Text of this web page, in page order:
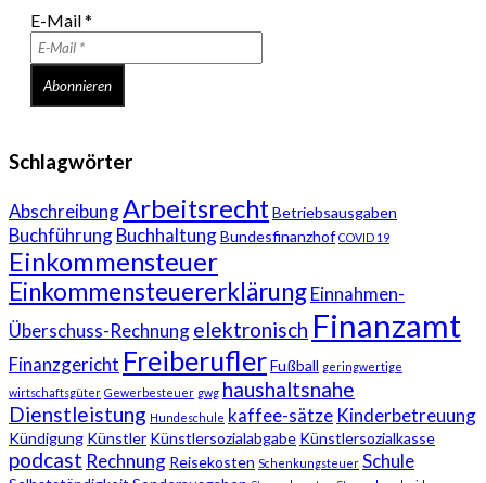
E-Mail*
Schlagwörter
AbschreibungArbeitsrechtBetriebsausgaben
BuchführungBuchhaltungBundesfinanzhof COVID 19
Einkommensteuer
EinkommensteuererklärungEinnahmen-
Überschuss-Rechnungelektronisch Finanzamt
Finanzgericht FreiberuflerFußball geringwertige
wirtschaftsgüter Gewerbesteuer gwg haushaltsnahe
Dienstleistung Hundeschule kaffee-sätze Kinderbetreuung
Kündigung Künstler Künstlersozialabgabe Künstlersozialkasse
podcast Rechnung Reisekosten Schenkungsteuer Schule